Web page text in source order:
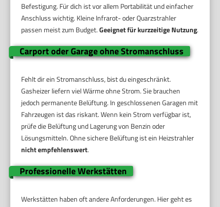
Befestigung. Für dich ist vor allem Portabilität und einfacher
Anschluss wichtig. Kleine Infrarot- oder Quarzstrahler
passen meist zum Budget.Geeignet für kurzzeitige Nutzung.
Carport oder Garage ohne Stromanschluss
Fehlt dir ein Stromanschluss, bist du eingeschränkt.
Gasheizer liefern viel Wärme ohne Strom. Sie brauchen
jedoch permanente Belüftung. In geschlossenen Garagen mit
Fahrzeugen ist das riskant. Wenn kein Strom verfügbar ist,
prüfe die Belüftung und Lagerung von Benzin oder
Lösungsmitteln. Ohne sichere Belüftung ist ein Heizstrahler
nicht empfehlenswert.
Professionelle Werkstätten
Werkstätten haben oft andere Anforderungen. Hier geht es